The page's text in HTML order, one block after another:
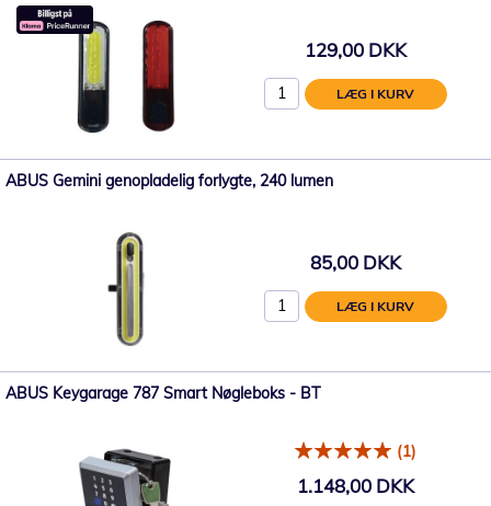
129,00 DKK
LÆG I KURV
ABUS Gemini genopladelig forlygte, 240 lumen
85,00 DKK
LÆG I KURV
ABUS Keygarage 787 Smart Nøgleboks - BT
(1)
1.148,00 DKK